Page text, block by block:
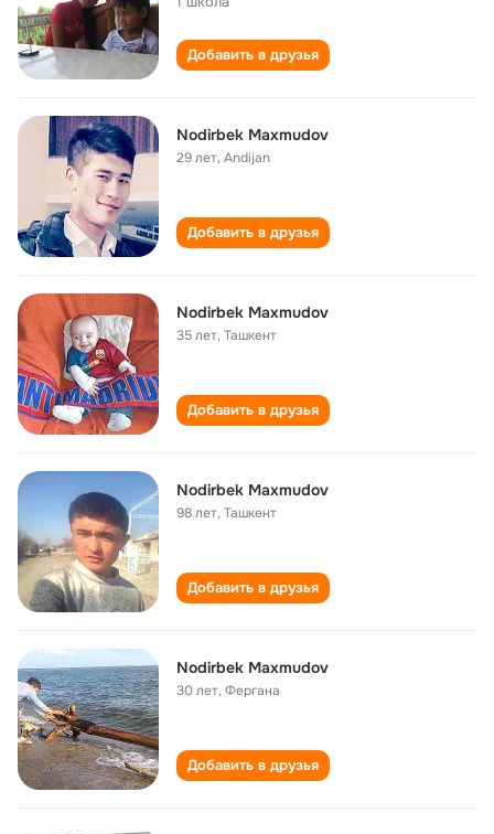
Добавить в друзья
Nodirbek Maxmudov
29 лет,Andijan
Добавить в друзья
Nodirbek Maxmudov
35 лет,Ташкент
Добавить в друзья
Nodirbek Maxmudov
98 лет,Ташкент
Добавить в друзья
Nodirbek Maxmudov
30 лет,Фергана
Добавить в друзья